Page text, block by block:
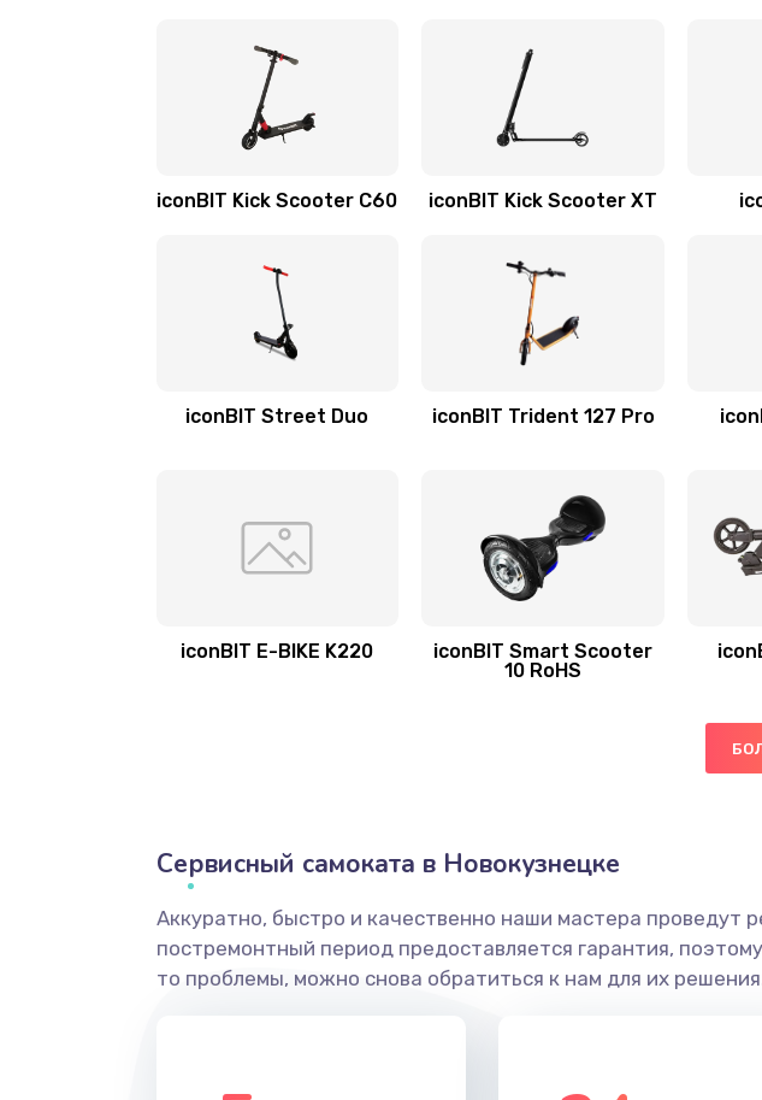
iconBIT Kick Scooter C60 iconBIT Kick Scooter XT
iconBIT Street Duo iconBIT Trident 127 Pro
iconBIT E-BIKE K220
iconBIT Smart Scooter
10 RoHS
Сервисный самоката в Новокузнецке
Аккуратно, быстро и качественно наши мастера проведут
постремонтный период предоставляется гарантия,
то проблемы, можно снова обратиться к нам для их